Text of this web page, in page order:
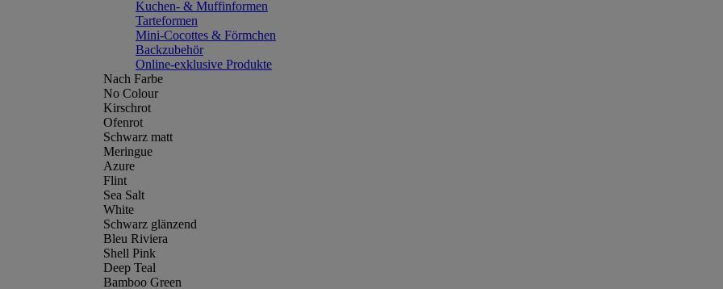
Kuchen- & Muffinformen
Tarteformen
Mini-Cocottes & Förmchen
Backzubehör
Online-exklusive Produkte
Nach Farbe
No Colour
Kirschrot
Ofenrot
Schwarz matt
Meringue
Azure
Flint
Sea Salt
White
Schwarz glänzend
Bleu Riviera
Shell Pink
Deep Teal
Bamboo Green